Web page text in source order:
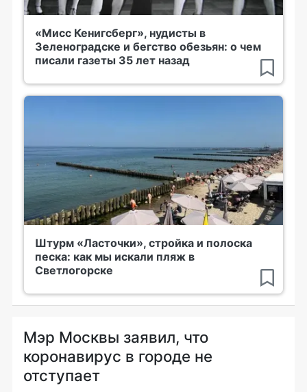
«Мисс Кенигсберг», нудисты в
Зеленоградске и бегство обезьян: о чем
писали газеты 35 лет назад
Штурм «Ласточки», стройка и полоска
песка: как мы искали пляж в
Светлогорске
Мэр Москвы заявил, что
коронавирус в городе не
отступает